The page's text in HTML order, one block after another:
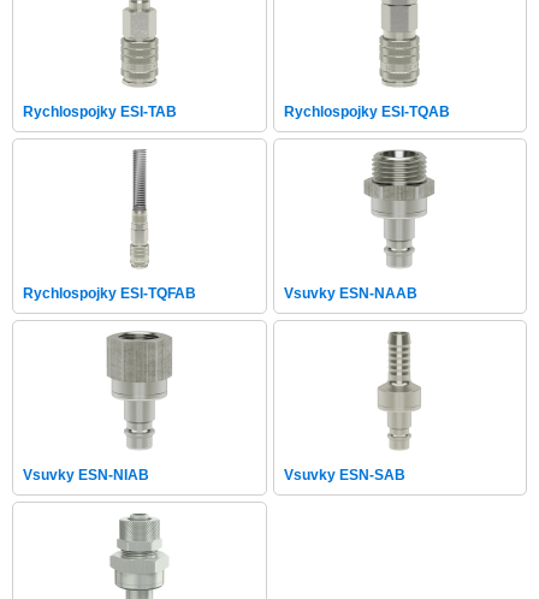
Rychlospojky ESI-TAB Rychlospojky ESI-TQAB
Rychlospojky ESI-TQFAB Vsuvky ESN-NAAB
Vsuvky ESN-NIAB Vsuvky ESN-SAB